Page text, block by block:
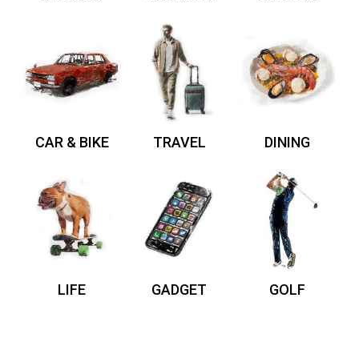
CAR & BIKE TRAVEL DINING
LIFE GADGET GOLF